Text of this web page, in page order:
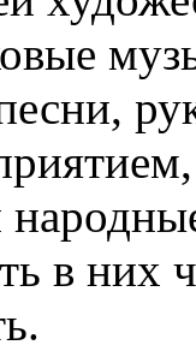
в них